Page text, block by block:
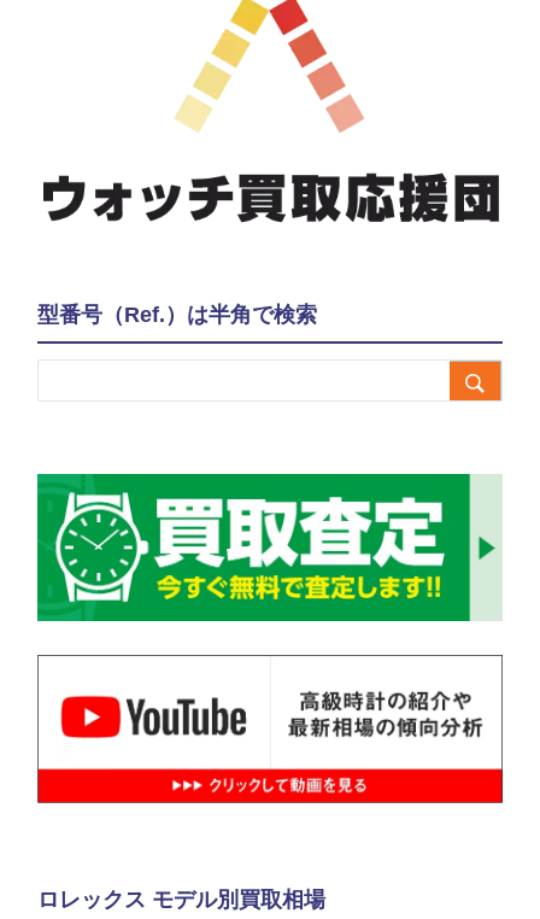
型番号（Ref.）は半角で検索

ロレックス モデル別買取相場